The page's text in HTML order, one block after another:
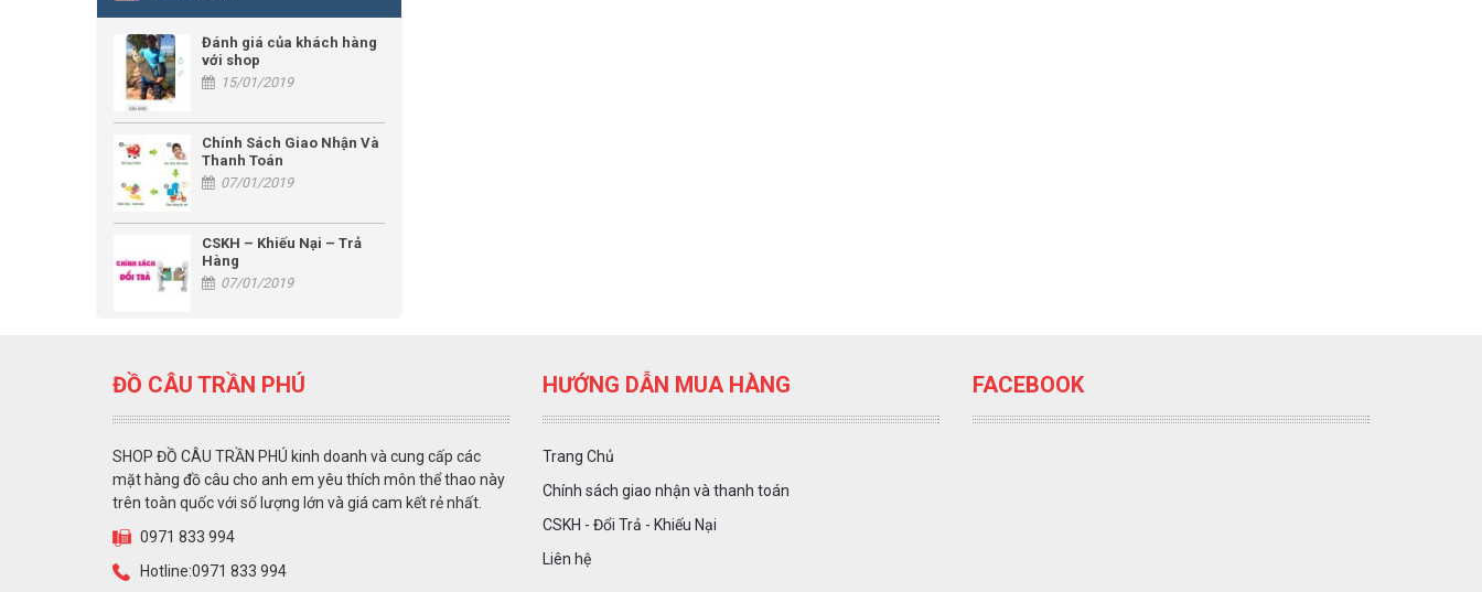
Đánh giá của khách hàng
với shop
15/01/2019
Chính Sách Giao Nhận Và
Thanh Toán
07/01/2019
CSKH – Khiếu Nại – Trả
Hàng
07/01/2019
ĐỒ CÂU TRẦN PHÚ
SHOP ĐỒ CÂU TRẦN PHÚ kinh doanh và cung cấp các
mặt hàng đồ câu cho anh em yêu thích môn thể thao này
trên toàn quốc với số lượng lớn và giá cam kết rẻ nhất.
0971 833 994
Hotline:0971 833 994
HƯỚNG DẪN MUA HÀNG
Trang Chủ
Chính sách giao nhận và thanh toán
CSKH - Đổi Trả - Khiếu Nại
Liên hệ
FACEBOOK